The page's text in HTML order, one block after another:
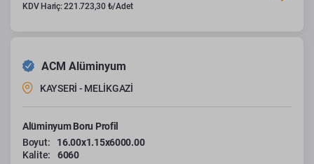
KDV Hariç: 221.723,30 ₺/Adet
ACM Alüminyum
KAYSERİ - MELİKGAZİ
Alüminyum Boru Profil
Boyut:
16.00x1.15x6000.00
Kalite:
6060